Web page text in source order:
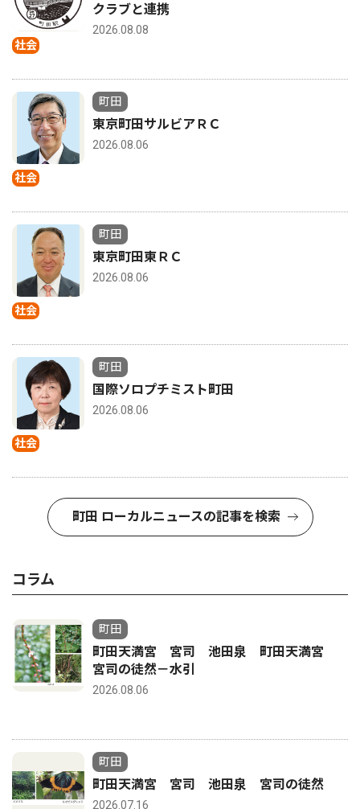
社会
クラブと連携
2026.08.08
社会
町田
東京町田サルビアＲＣ
2026.08.06
社会
町田
東京町田東ＲＣ
2026.08.06
社会
町田
国際ソロプチミスト町田
2026.08.06
町田 ローカルニュースの記事を検索
コラム
町田
町田天満宮 宮司 池田泉 町田天満宮
宮司の徒然－水引
2026.08.06
町田
町田天満宮 宮司 池田泉 宮司の徒然
2026.07.16